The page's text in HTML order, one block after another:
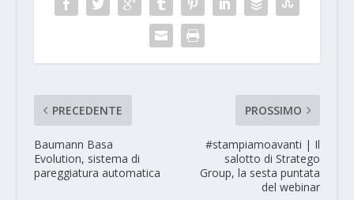
PRECEDENTE
Baumann Basa
Evolution, sistema di
pareggiatura automatica
PROSSIMO
#stampiamoavanti | Il
salotto di Stratego
Group, la sesta puntata
del webinar